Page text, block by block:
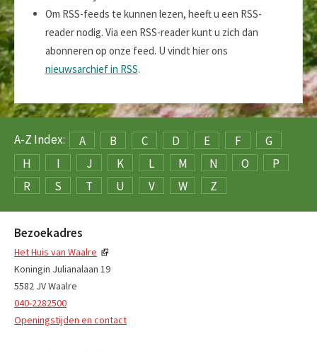
Om RSS-feeds te kunnen lezen, heeft u een RSS-
reader nodig. Via een RSS-reader kunt u zich dan
abonneren op onze feed. U vindt hier ons
nieuwsarchief in RSS.
A-Z Index: A B C D E F
G
H
I J K L M N O
P
R
S T U V W Z
Bezoekadres
Het Huis van Waalre
Koningin Julianalaan 19
5582 JV Waalre
040-2282500
Openingstijden en contact